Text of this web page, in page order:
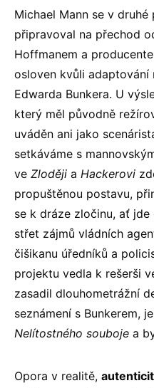
Michael Mann se v
připravoval na přechod
Hoffmanem a
osloven kvůli adaptování
Edwarda Bunkera. U
který měl původně
uváděn ani jako
setkáváme s
ve Zloději a Hackerovi
propuštěnou postavu,
se k dráze zločinu, ať
střet zájmů vládních
čišikanu úředníků a
projektu vedla k rešerši
zasadil dlouhometrážní
seznámení s Bunkerem,
Nelítostného souboje a
Opora v realitě,